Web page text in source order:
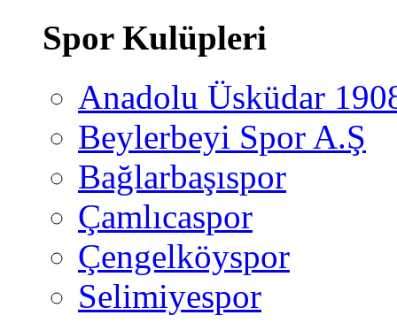
Spor Kulüpleri
Anadolu Üsküdar
Beylerbeyi Spor A.Ş
Bağlarbaşıspor
Çamlıcaspor
Çengelköyspor
Selimiyespor